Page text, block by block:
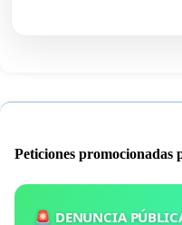
Peticiones promocionadas
🚨 DENUNCIA